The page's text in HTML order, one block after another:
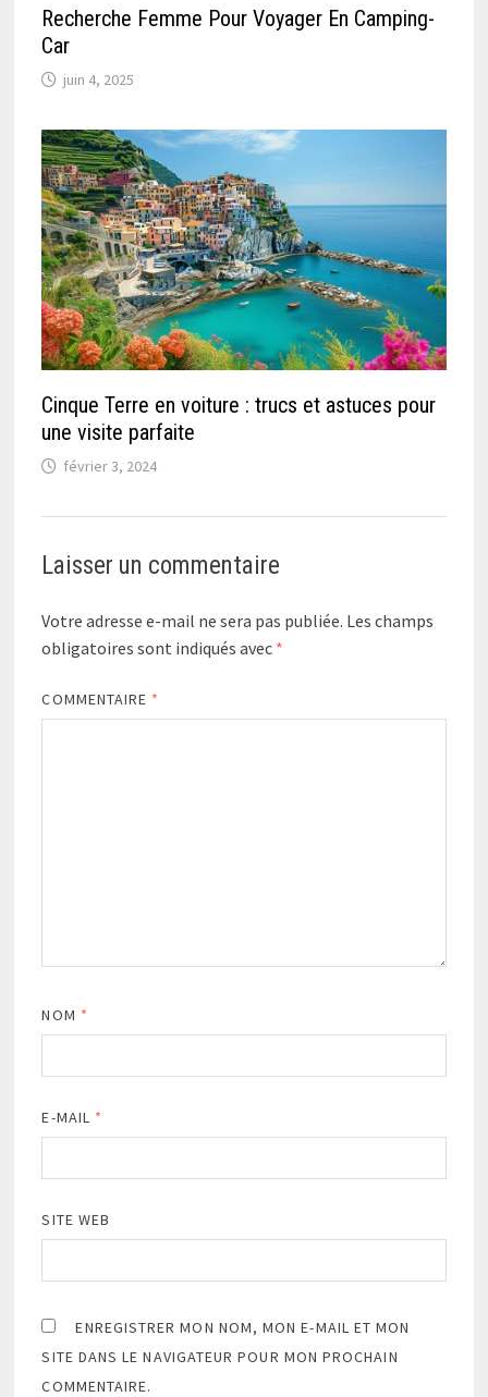
Recherche Femme Pour Voyager En Camping-
Car
juin 4, 2025
Cinque Terre en voiture : trucs et astuces pour
une visite parfaite
février 3, 2024
Laisser un commentaire
Votre adresse e-mail ne sera pas publiée. Les champs
obligatoires sont indiqués avec *
COMMENTAIRE *
NOM *
E-MAIL *
SITE WEB
ENREGISTRER MON NOM, MON E-MAIL ET MON
SITE DANS LE NAVIGATEUR POUR MON PROCHAIN
COMMENTAIRE.